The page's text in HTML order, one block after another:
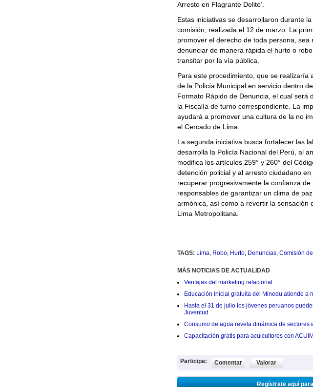
Arresto en Flagrante Delito’.
Estas iniciativas se desarrollaron durante
comisión, realizada el 12 de marzo. La
promover el derecho de toda persona, sea
denunciar de manera rápida el hurto o
transitar por la vía pública.
Para este procedimiento, que se realizaría
de la Policía Municipal en servicio dentro
Formato Rápido de Denuncia, el cual será
la Fiscalía de turno correspondiente. La
ayudará a promover una cultura de la no
el Cercado de Lima.
La segunda iniciativa busca fortalecer las
desarrolla la Policía Nacional del Perú, al
modifica los artículos 259° y 260° del
detención policial y al arresto ciudadano
recuperar progresivamente la confianza
responsables de garantizar un clima de
armónica, así como a revertir la sensación
Lima Metropolitana.
TAGS: Lima, Robo, Hurto, Denuncias, Comisión
MÁS NOTICIAS DE ACTUALIDAD
Ventajas del marketing relacional
Educación Inicial gratuita del Minedu atiende a
Hasta el 31 de julio los jóvenes peruanos
Juventud
Consumo de agua revela dinámica de sectores
Capacitación gratis para acuicultores con
Participa: Comentar Valorar
Regístrate aquí